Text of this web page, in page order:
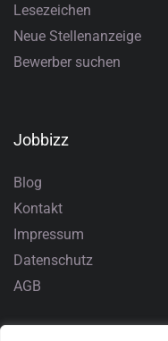
Lesezeichen
Neue Stellenanzeige
Bewerber suchen
Jobbizz
Blog
Kontakt
Impressum
Datenschutz
AGB